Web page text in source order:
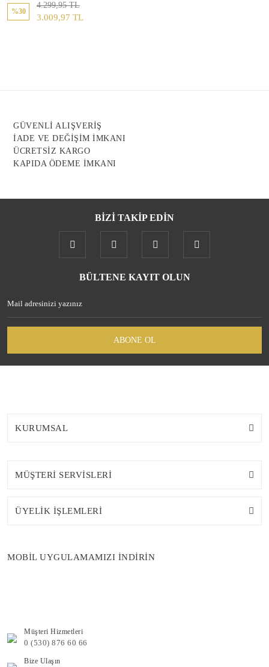
%30
4.299,95 TL
3.009,97 TL
GÜVENLİ ALIŞVERİŞ
İADE VE DEĞİŞİM İMKANI
ÜCRETSİZ KARGO
KAPIDA ÖDEME İMKANI
BİZİ TAKİP EDİN
BÜLTENE KAYIT OLUN
ABONE OL
KURUMSAL
MÜŞTERİ SERVİSLERİ
ÜYELİK İŞLEMLERİ
MOBİL UYGULAMAMIZI İNDİRİN
Müşteri Hizmetleri
0 (530) 876 60 66
Bize Ulaşın